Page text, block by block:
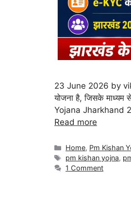
23 June 2026 by
योजना है, जिसके माध्यम
Yojana Jharkhand
Read more
Categories
Home, Pm Kishan
Tags
pm kishan yojna,
1 Comment